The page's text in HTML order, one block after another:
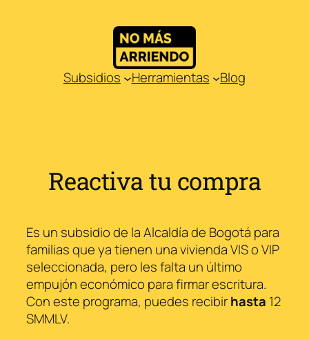
Subsidios
Herramientas Blog
Reactiva tu compra
Es un subsidio de la Alcaldía de Bogotá para
familias que ya tienen una vivienda VIS o VIP
seleccionada, pero les falta un último
empujón económico para firmar escritura.
Con este programa, puedes recibirhasta 12
SMMLV.